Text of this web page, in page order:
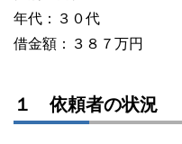
年代：３０代
借金額：３８７万円
１ 依頼者の状況